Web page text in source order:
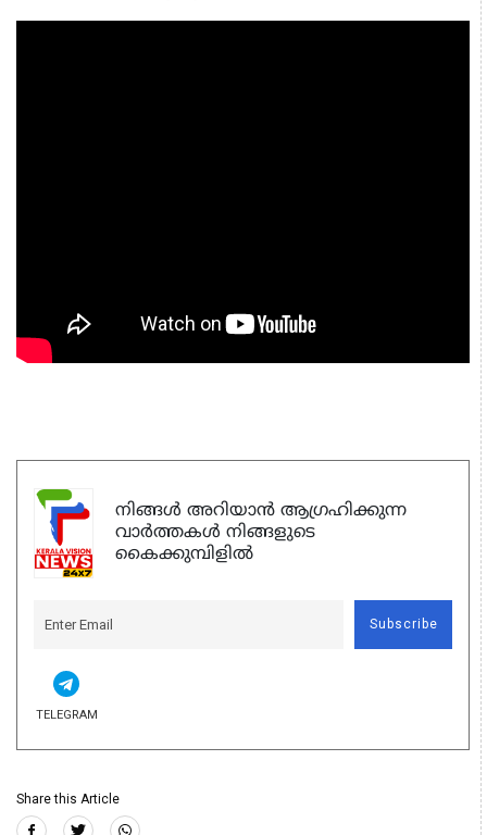
നിങ്ങൾ അറിയാൻ ആഗ്രഹിക്കുന്ന
വാർത്തകൾ നിങ്ങളുടെ
കൈക്കുമ്പിളിൽ
Subscribe
TELEGRAM
Share this Article